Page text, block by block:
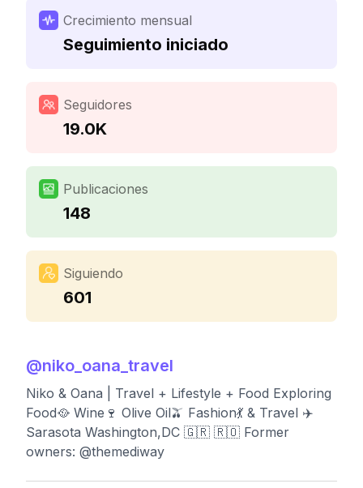
Crecimiento mensual
Seguimiento iniciado
Seguidores
19.0K
Publicaciones
148
Siguiendo
601
@niko_oana_travel
Niko & Oana | Travel + Lifestyle + Food Exploring
Food🥘 Wine🍷 Olive Oil🫒 Fashion💃 & Travel ✈️
Sarasota Washington,DC 🇬🇷 🇷🇴 Former
owners: @themediway